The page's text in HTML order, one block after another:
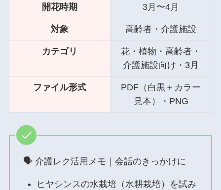
開花時期 3月〜4月
対象 高齢者・介護施設
カテゴリ
花・植物・高齢者・
介護施設向け・3月
ファイル形式
PDF（白黒＋カラー
見本）・PNG
🗣 介護レク活用メモ｜会話のきっかけに
ヒヤシンスの水栽培（水耕栽培）を試み